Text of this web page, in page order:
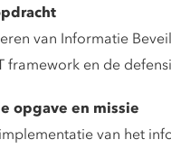
van Informatie
framework en de
opgave en missie
van het